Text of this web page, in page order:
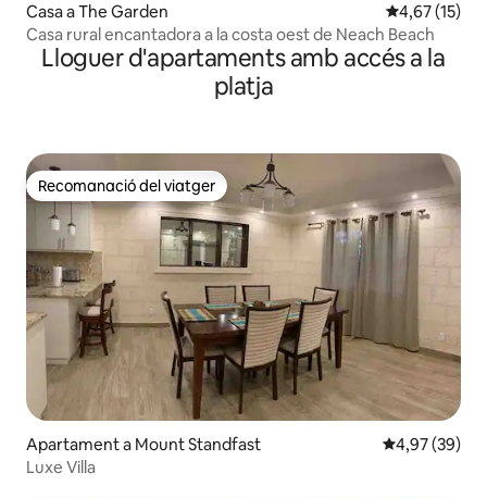
Casa a The Garden 4,67 de
4,67 (15)
Casa rural encantadora a la costa oest de Neach Beach
Lloguer d'apartaments amb accés a la
platja
Recomanació del viatger
Recomanació del viatger
Apartament a Mount Standfast 4,97 de
4,97 (39)
Luxe Villa